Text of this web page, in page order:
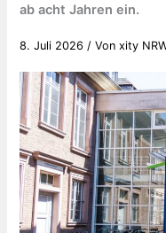
ab acht Jahren ein.
8. Juli 2026 / Vonxity